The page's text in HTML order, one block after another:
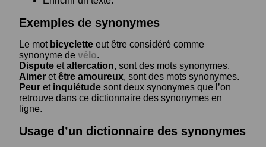
Exemples de synonymes
Le mot bicyclette eut être considéré comme
synonyme de vélo.
Dispute etaltercation, sont des mots synonymes.
Aimer etêtre amoureux, sont des mots synonymes.
Peur et inquiétude sont deux synonymes que l’on
retrouve dans ce dictionnaire des synonymes en
ligne.
Usage d’un dictionnaire des synonymes